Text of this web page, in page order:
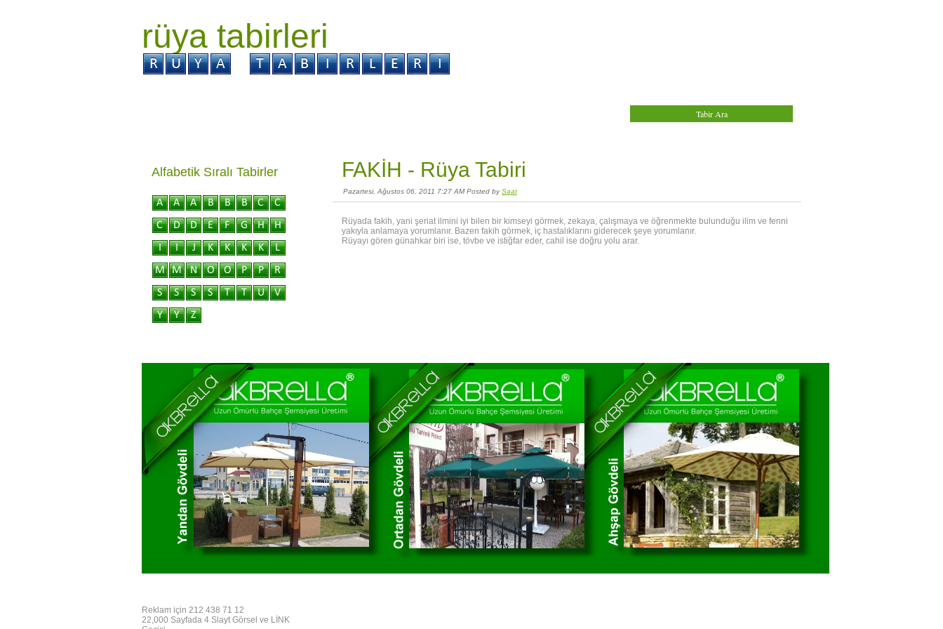
rüya tabirleri
FAKİH - Rüya Tabiri
Pazartesi, Ağustos 06, 2011 7:27 AM Posted bySaat
Rüyada fakih, yani şeriat ilmini iyi bilen bir kimseyi görmek, zekaya, çalışmaya ve öğrenmekte bulunduğu ilim ve fenni
yakıyla anlamaya yorumlanır. Bazen fakih görmek, iç hastalıklarını giderecek şeye yorumlanır.
Rüyayı gören günahkar biri ise, tövbe ve istiğfar eder, cahil ise doğru yolu arar.
Alfabetik Sıralı Tabirler
Reklam için 212 438 71 12
22,000 Sayfada 4 Slayt Görsel ve LİNK